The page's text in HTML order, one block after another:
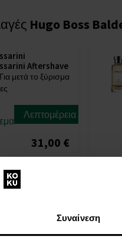
Συναίνεση
Hugo Boss
Aftershave
μετά το ξύρισμα
Λεπτομέρεια
31,00 €